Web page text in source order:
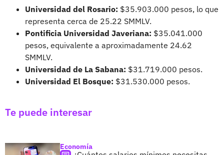
Universidad del Rosario: $35.903.000 pesos, lo que
representa cerca de 25.22 SMMLV.
Pontificia Universidad Javeriana: $35.041.000
pesos, equivalente a aproximadamente 24.62
SMMLV.
Universidad de La Sabana: $31.719.000 pesos.
Universidad El Bosque: $31.530.000 pesos.
Te puede interesar
Economía